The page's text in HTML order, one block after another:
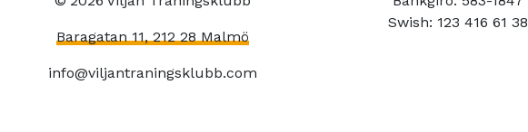
Baragatan 11, 212 28 Malmö
info@viljantraningsklubb.com
Swish: 123 416 61 38